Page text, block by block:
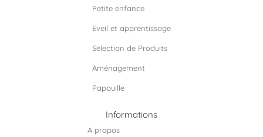
k a
m
Petite enfance
Eveil et apprentissage
Sélection de Produits
Aménagement
Papouille
Informations
A propos